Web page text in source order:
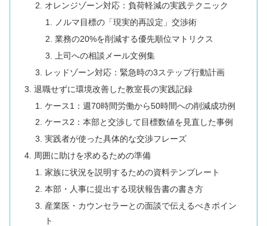
オレンジゾーン対応：負荷軽減の実践テクニック
ノルマ目標の「現実的再設定」交渉術
業務の20%を削減する優先順位マトリクス
上司への相談メール文例集
レッドゾーン対応：緊急時の3ステップ行動計画
退職せずに環境改善した教室長の実践記録
ケース1：週70時間労働から50時間への削減成功例
ケース2：本部と交渉して目標数値を見直した事例
実践者が使った具体的な交渉フレーズ
周囲に助けを求めるための準備
家族に状況を説明するための資料テンプレート
本部・人事に提出する現状報告書の書き方
産業医・カウンセラーとの面談で伝えるべきポイン
ト